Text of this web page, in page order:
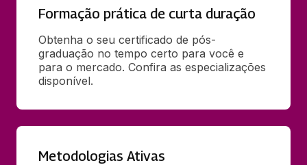
Formação prática de curta duração
Obtenha o seu certificado de pós-
graduação no tempo certo para você e
para o mercado. Confira as especializações
disponível.
Metodologias Ativas